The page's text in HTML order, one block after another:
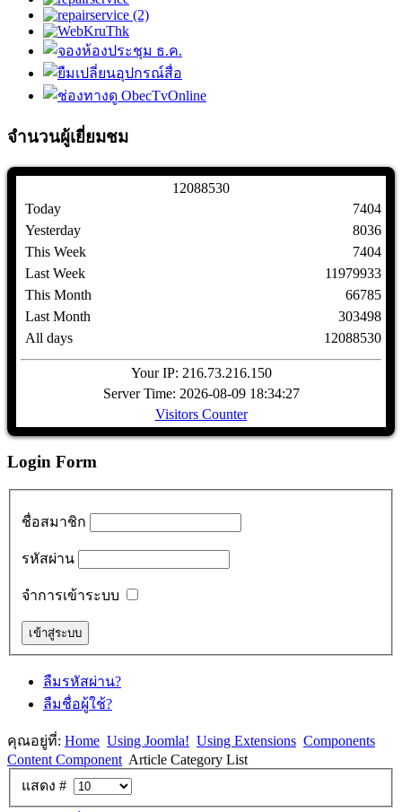
จำนวนผู้เยี่ยมชม
1 2088530
Today
Yesterday
This Week
Last Week
This Month
Last Month
All days
7404
8036
7404
11979933
66785
303498
12088530
Your IP: 216.73.216.150
Server Time: 2026-08-09 18:34:27
Visitors Counter
Login Form
ชื่อสมาชิก
รหัสผ่าน
จำการเข้าระบบ
ลืมรหัสผ่าน?
ลืมชื่อผู้ใช้?
คุณอยู่ที่: Home Using Joomla! Using Extensions Components
Content Component Article Category List
แสดง #